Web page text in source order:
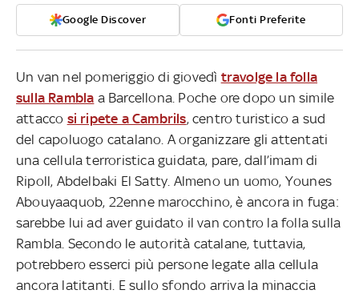
Google Discover Fonti Preferite
Un van nel pomeriggio di giovedì travolge la folla
sulla Rambla a Barcellona. Poche ore dopo un simile
attacco si ripete a Cambrils, centro turistico a sud
del capoluogo catalano. A organizzare gli attentati
una cellula terroristica guidata, pare, dall’imam di
Ripoll, Abdelbaki El Satty. Almeno un uomo, Younes
Abouyaaquob, 22enne marocchino, è ancora in fuga:
sarebbe lui ad aver guidato il van contro la folla sulla
Rambla. Secondo le autorità catalane, tuttavia,
potrebbero esserci più persone legate alla cellula
ancora latitanti. E sullo sfondo arriva la minaccia